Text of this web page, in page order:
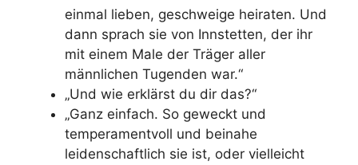
einmal lieben, geschweige heiraten. Und
dann sprach sie von Innstetten, der ihr
mit einem Male der Träger aller
männlichen Tugenden war.“
„Und wie erklärst du dir das?“
„Ganz einfach. So geweckt und
temperamentvoll und beinahe
leidenschaftlich sie ist, oder vielleicht